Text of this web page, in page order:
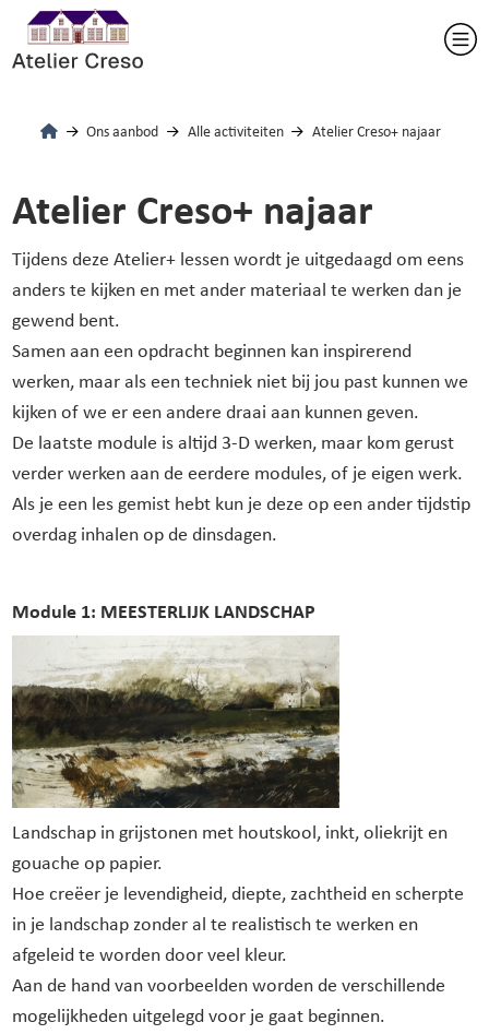
Ons aanbod Alle activiteiten Atelier Creso+ najaar
Atelier Creso+ najaar
Tijdens deze Atelier+ lessen wordt je uitgedaagd om eens
anders te kijken en met ander materiaal te werken dan je
gewend bent.
Samen aan een opdracht beginnen kan inspirerend
werken, maar als een techniek niet bij jou past kunnen we
kijken of we er een andere draai aan kunnen geven.
De laatste module is altijd 3-D werken, maar kom gerust
verder werken aan de eerdere modules, of je eigen werk.
Als je een les gemist hebt kun je deze op een ander tijdstip
overdag inhalen op de dinsdagen.
Module 1: MEESTERLIJK LANDSCHAP
Landschap in grijstonen met houtskool, inkt, oliekrijt en
gouache op papier.
Hoe creëer je levendigheid, diepte, zachtheid en scherpte
in je landschap zonder al te realistisch te werken en
afgeleid te worden door veel kleur.
Aan de hand van voorbeelden worden de verschillende
mogelijkheden uitgelegd voor je gaat beginnen.